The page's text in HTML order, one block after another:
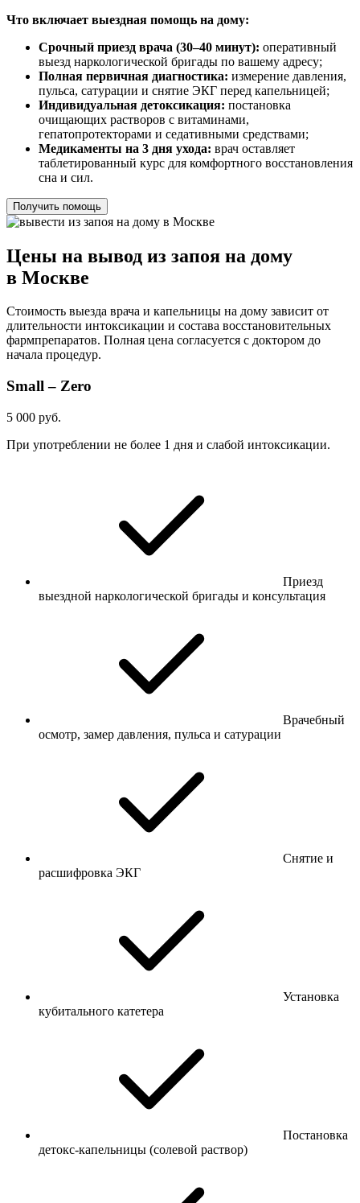
Что включает выездная помощь на дому:
Срочный приезд врача (30–40 минут): оперативный
выезд наркологической бригады по вашему адресу;
Полная первичная диагностика: измерение давления,
пульса, сатурации и снятие ЭКГ перед капельницей;
Индивидуальная детоксикация: постановка
очищающих растворов с витаминами,
гепатопротекторами и седативными средствами;
Медикаменты на 3 дня ухода: врач оставляет
таблетированный курс для комфортного восстановления
сна и сил.
Получить помощь
Цены на вывод из запоя на дому
в Москве
Стоимость выезда врача и капельницы на дому зависит от
длительности интоксикации и состава восстановительных
фармпрепаратов. Полная цена согласуется с доктором до
начала процедур.
Small – Zero
5 000 руб.
При употреблении не более 1 дня и слабой интоксикации.
Приезд
выездной наркологической бригады и консультация
Врачебный
осмотр, замер давления, пульса и сатурации
Снятие и
расшифровка ЭКГ
Установка
кубитального катетера
Постановка
детокс-капельницы (солевой раствор)